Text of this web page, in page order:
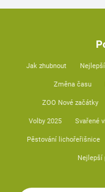
Jak zhubnout
Změna času
ZOO Nové začátky
Volby 2025 Svařené
Pěstování lichořeřišnice
Nejlepší